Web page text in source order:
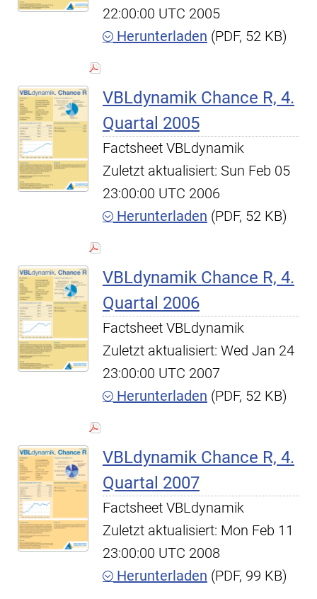
22:00:00 UTC 2005
Herunterladen (PDF, 52 KB)
VBLdynamik Chance R, 4.
Quartal 2005
Factsheet VBLdynamik
Zuletzt aktualisiert: Sun Feb 05
23:00:00 UTC 2006
Herunterladen (PDF, 52 KB)
VBLdynamik Chance R, 4.
Quartal 2006
Factsheet VBLdynamik
Zuletzt aktualisiert: Wed Jan 24
23:00:00 UTC 2007
Herunterladen (PDF, 52 KB)
VBLdynamik Chance R, 4.
Quartal 2007
Factsheet VBLdynamik
Zuletzt aktualisiert: Mon Feb 11
23:00:00 UTC 2008
Herunterladen (PDF, 99 KB)